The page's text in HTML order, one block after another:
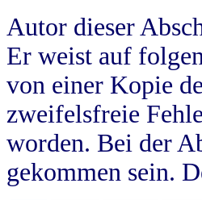
Autor dieser
Er weist auf
von einer Kopie
zweifelsfreie
worden. Bei der
gekommen sein.